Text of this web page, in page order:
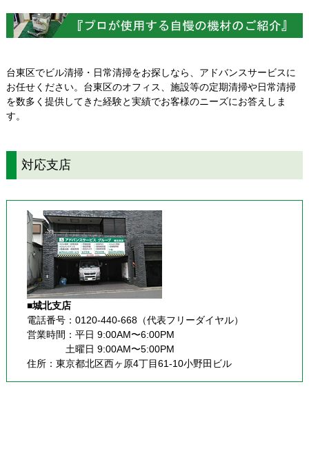
台東区でビル清掃・日常清掃をお探しなら、アドバンスサービスに
お任せください。台東区のオフィス、施設等の定期清掃や日常清掃
を数多く提供してきた経験と実績でお客様のニーズにお答えしま
す。
対応支店
■城北支店
電話番号：0120-440-668（代表フリーダイヤル）
営業時間：平日 9:00AM〜6:00PM
              土曜日 9:00AM〜5:00PM
住所：東京都北区西ヶ原4丁目61-10小野田ビル